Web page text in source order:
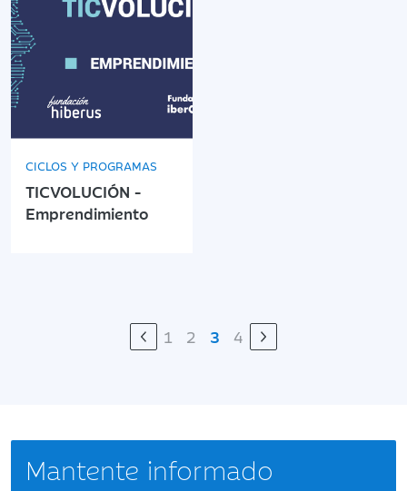
CICLOS Y PROGRAMAS
TICVOLUCIÓN -
Emprendimiento
1 2 3 4
Mantente informado